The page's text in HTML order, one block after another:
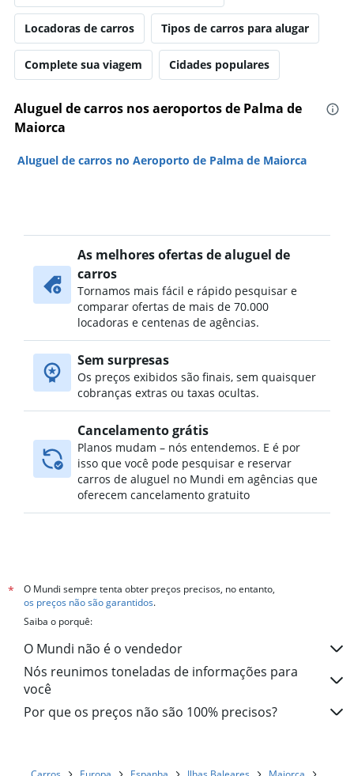
Locadoras de carros Tipos de carros para alugar
Complete sua viagem Cidades populares
Aluguel de carros nos aeroportos de Palma de
Maiorca
Aluguel de carros no Aeroporto de Palma de Maiorca
As melhores ofertas de aluguel de
carros
Tornamos mais fácil e rápido pesquisar e
comparar ofertas de mais de 70.000
locadoras e centenas de agências.
Sem surpresas
Os preços exibidos são finais, sem quaisquer
cobranças extras ou taxas ocultas.
Cancelamento grátis
Planos mudam – nós entendemos. E é por
isso que você pode pesquisar e reservar
carros de aluguel no Mundi em agências que
oferecem cancelamento gratuito
*
O Mundi sempre tenta obter preços precisos, no entanto,
os preços não são garantidos.
Saiba o porquê:
O Mundi não é o vendedor
Nós reunimos toneladas de informações para
você
Por que os preços não são 100% precisos?